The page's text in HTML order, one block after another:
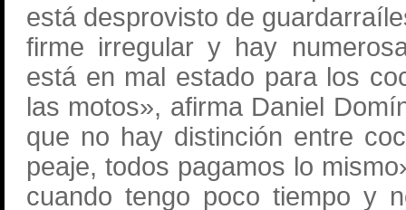
está desprovisto de
firme irregular y hay
está en mal estado para los
las motos», afirma Daniel
que no hay distinción entre
peaje, todos pagamos lo
cuando tengo poco tiempo y